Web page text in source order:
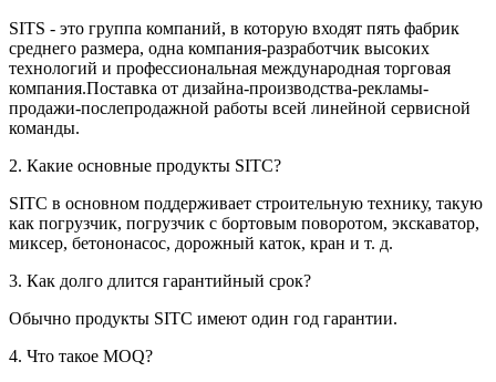
SITS - это группа компаний, в которую входят пять фабрик
среднего размера, одна компания-разработчик высоких
технологий и профессиональная международная торговая
компания.Поставка от дизайна-производства-рекламы-
продажи-послепродажной работы всей линейной сервисной
команды.
2. Какие основные продукты SITC?
SITC в основном поддерживает строительную технику, такую ​​
как погрузчик, погрузчик с бортовым поворотом, экскаватор,
миксер, бетононасос, дорожный каток, кран и т. д.
3. Как долго длится гарантийный срок?
Обычно продукты SITC имеют один год гарантии.
4. Что такое MOQ?